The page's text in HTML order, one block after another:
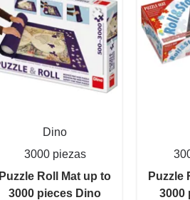
Dino
3000 piezas
Puzzle Roll Mat up to
3000 pieces Dino
Puzzle
3000